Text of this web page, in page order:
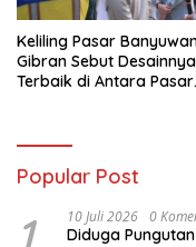
Keliling Pasar
Gibran Sebut Desainnya
Terbaik di Antara Pasar
Popular Post
1 10 Juli 2026 0
Diduga